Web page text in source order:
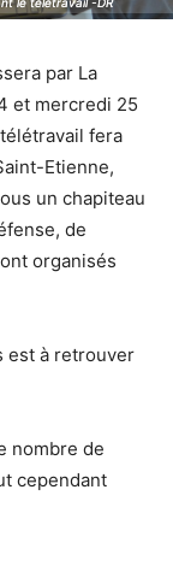
par La
et mercredi 25
fera
Etienne,
un chapiteau
de
organisés
est à retrouver
nombre de
cependant